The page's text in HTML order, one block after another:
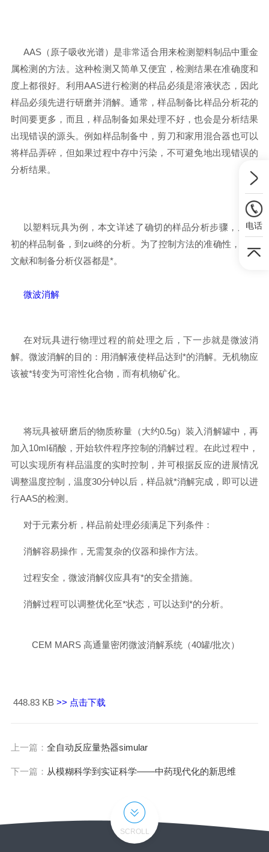
AAS（原子吸收光谱）是非常适合用来检测塑料制品中重金
属检测的方法。这种检测又简单又便宜，检测结果在准确度和
度上都很好。利用AAS进行检测的样品必须是溶液状态，因此
样品必须先进行研磨并消解。通常，样品制备比样品分析花的
时间要更多，而且，样品制备如果处理不好，也会是分析结果
出现错误的源头。例如样品制备中，剪刀和家用混合器也可以
将样品弄碎，但如果过程中存中污染，不可避免地出现错误的
分析结果。
以塑料玩具为例，本文详述了确切的样品分析步骤，从zui
初的样品制备，到zui终的分析。为了控制方法的准确性，参考
文献和制备分析仪器都是*。
微波消解
在对玩具进行物理过程的前处理之后，下一步就是微波消
解。微波消解的目的：用消解液使样品达到*的消解。无机物应
该被*转变为可溶性化合物，而有机物矿化。
将玩具被研磨后的物质称量（大约0.5g）装入消解罐中，再
加入10ml硝酸，开始软件程序控制的消解过程。在此过程中，
可以实现所有样品温度的实时控制，并可根据反应的进展情况
调整温度控制，温度30分钟以后，样品就*消解完成，即可以进
行AAS的检测。
对于元素分析，样品前处理必须满足下列条件：
消解容易操作，无需复杂的仪器和操作方法。
过程安全，微波消解仪应具有*的安全措施。
消解过程可以调整优化至*状态，可以达到*的分析。
CEM MARS 高通量密闭微波消解系统（40罐/批次）
448.83 KB >> 点击下载
上一篇： 全自动反应量热器simular
下一篇： 从模糊科学到实证科学——中药现代化的新思维
SCROLL
电话